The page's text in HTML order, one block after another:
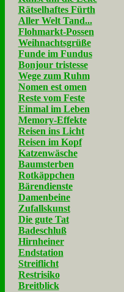
Rätselhaftes Fürth
Aller Welt Tand...
Flohmarkt-Possen
Weihnachtsgrüße
Funde im Fundus
Bonjour tristesse
Wege zum Ruhm
Nomen est omen
Reste vom Feste
Einmal im Leben
Memory-Effekte
Reisen ins Licht
Reisen im Kopf
Katzenwäsche
Baumsterben
Rotkäppchen
Bärendienste
Damenbeine
Zufallskunst
Die gute Tat
Badeschluß
Hirnheiner
Endstation
Streiflicht
Restrisiko
Breitblick